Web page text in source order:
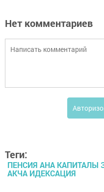
Нет комментариев
Теги:
ПЕНСИЯ АНА КАПИТАЛЫ
АКЧА ИДЕКСАЦИЯ